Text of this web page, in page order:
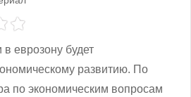
еврозону будет
развитию. По
по экономическим вопросам